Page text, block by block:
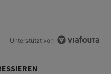
Unterstützt von